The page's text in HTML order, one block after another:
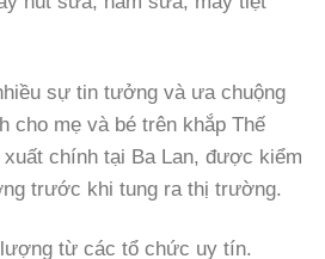
sự tin tưởng và ưa chuộng
cho mẹ và bé trên khắp Thế
chính tại Ba Lan, được kiểm
trước khi tung ra thị trường.
từ các tổ chức uy tín.